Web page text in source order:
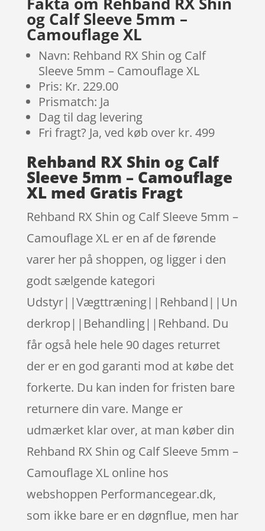
er
og Calf Sleeve 5mm –
Camouflage XL
Navn: Rehband RX Shin og Calf
Sleeve 5mm – Camouflage XL
Pris: Kr. 229.00
Prismatch: Ja
Dag til dag levering
Fri fragt? Ja, ved køb over kr. 499
Rehband RX Shin og Calf
Sleeve 5mm – Camouflage
XL med Gratis Fragt
Rehband RX Shin og Calf Sleeve 5mm –
Camouflage XL er en af de førende
varer her på shoppen, og ligger i den
godt sælgende kategori
Udstyr||Vægttræning||Rehband||Un
derkrop||Behandling||Rehband. Du
får også hele hele 90 dages returret
der er en god garanti mod at købe det
forkerte. Du kan inden for fristen bare
returnere din vare. Mange er
udmærket klar over, at man køber din
Rehband RX Shin og Calf Sleeve 5mm –
Camouflage XL online hos
webshoppen Performancegear.dk,
som ikke bare er en døgnflue, men har